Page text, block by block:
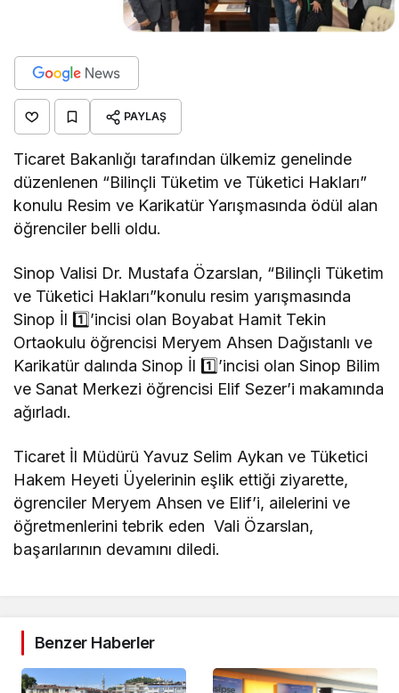
PAYLAŞ
Ticaret Bakanlığı tarafından ülkemiz genelinde
düzenlenen “Bilinçli Tüketim ve Tüketici Hakları”
konulu Resim ve Karikatür Yarışmasında ödül alan
öğrenciler belli oldu.
Sinop Valisi Dr. Mustafa Özarslan, “Bilinçli Tüketim
ve Tüketici Hakları”konulu resim yarışmasında
Sinop İl 1️⃣’incisi olan Boyabat Hamit Tekin
Ortaokulu öğrencisi Meryem Ahsen Dağıstanlı ve
Karikatür dalında Sinop İl 1️⃣’incisi olan Sinop Bilim
ve Sanat Merkezi öğrencisi Elif Sezer’i makamında
ağırladı.
Ticaret İl Müdürü Yavuz Selim Aykan ve Tüketici
Hakem Heyeti Üyelerinin eşlik ettiği ziyarette,
ögrenciler Meryem Ahsen ve Elif’i, ailelerini ve
öğretmenlerini tebrik eden Vali Özarslan,
başarılarının devamını diledi.
Benzer Haberler